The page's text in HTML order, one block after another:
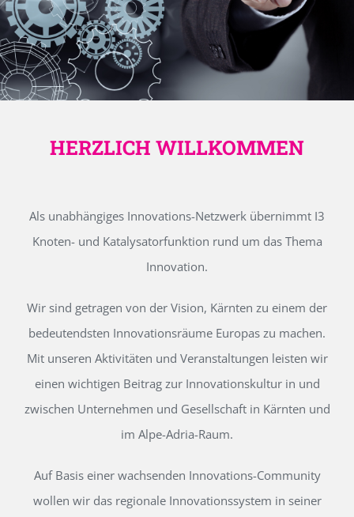
HERZLICH WILLKOMMEN
Als unabhängiges Innovations-Netzwerk übernimmt I3
Knoten- und Katalysatorfunktion rund um das Thema
Innovation.
Wir sind getragen von der Vision, Kärnten zu einem der
bedeutendsten Innovationsräume Europas zu machen.
Mit unseren Aktivitäten und Veranstaltungen leisten wir
einen wichtigen Beitrag zur Innovationskultur in und
zwischen Unternehmen und Gesellschaft in Kärnten und
im Alpe-Adria-Raum.
Auf Basis einer wachsenden Innovations-Community
wollen wir das regionale Innovationssystem in seiner